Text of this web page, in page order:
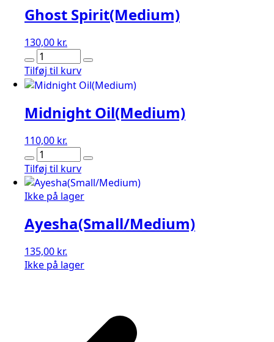
Ghost Spirit(Medium)
130,00 kr.
Ghost
Spirit(Medium)
antal
Tilføj til kurv
Midnight Oil(Medium)
110,00 kr.
Midnight
Oil(Medium)
antal
Tilføj til kurv
Ikke på lager
Ayesha(Small/Medium)
135,00 kr.
Ikke på lager